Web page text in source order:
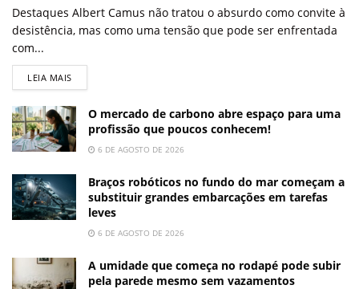
Destaques Albert Camus não tratou o absurdo como convite à
desistência, mas como uma tensão que pode ser enfrentada
com...
LEIA MAIS
O mercado de carbono abre espaço para uma
profissão que poucos conhecem!
6 DE AGOSTO DE 2026
Braços robóticos no fundo do mar começam a
substituir grandes embarcações em tarefas
leves
6 DE AGOSTO DE 2026
A umidade que começa no rodapé pode subir
pela parede mesmo sem vazamentos